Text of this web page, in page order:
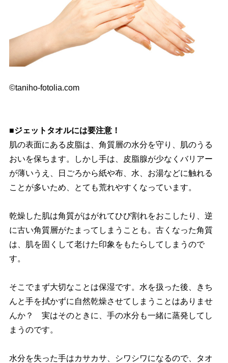
©taniho-fotolia.com
■ジェットタオルには要注意！
肌の表面にある皮脂は、角質層の水分を守り、肌のうる
おいを保ちます。しかし手は、皮脂腺が少なくバリアー
が薄いうえ、日ごろから紙や布、水、お湯などに触れる
ことが多いため、とても荒れやすくなっています。
乾燥した肌は角質がはがれてひび割れをおこしたり、逆
に古い角質層がたまってしまうことも。古くなった角質
は、肌を固くして老けた印象をもたらしてしまうので
す。
そこでまず大切なことは保湿です。水を扱った後、きち
んと手を拭かずに自然乾燥させてしまうことはありませ
んか？ 実はそのときに、手の水分も一緒に蒸発してし
まうのです。
水分を失った手はカサカサ、シワシワになるので、タオ